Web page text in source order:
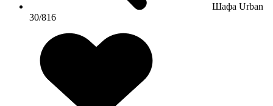
Шафа Urban
30/816